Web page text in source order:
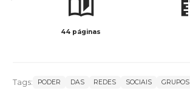
44 páginas
Tags: PODER DAS REDES SOCIAIS GRUPOS